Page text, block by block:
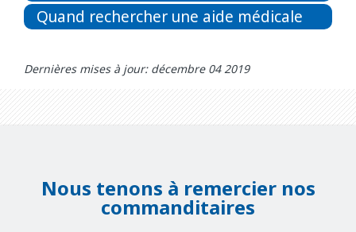
Quand rechercher une aide médicale
Dernières mises à jour: décembre 04 2019
Nous tenons à remercier nos
commanditaires